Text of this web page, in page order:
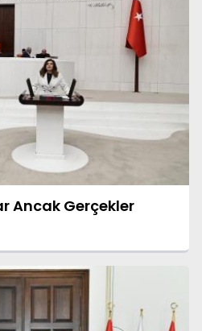
Ancak Gerçekler